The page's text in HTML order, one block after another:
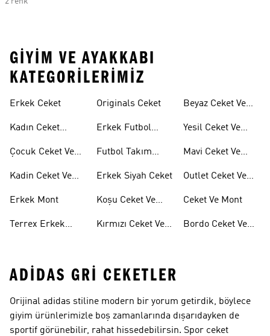
GIYIM VE AYAKKABI
KATEGORILERIMIZ
Erkek Ceket
Kadın Ceket
Çocuk Ceket Ve
Kadin Ceket Ve
Erkek Mont
Terrex Erkek
Originals Ceket
Erkek Futbol
Futbol Takım
Erkek Siyah Ceket
Koşu Ceket Ve
Kırmızı Ceket Ve
Beyaz Ceket Ve
Yesil Ceket Ve
Mavi Ceket Ve
Outlet Ceket Ve
Ceket Ve Mont
Bordo Ceket Ve
ADIDAS GRI CEKETLER
Orijinal adidas stiline modern bir yorum getirdik, böylece
giyim ürünlerimizle boş zamanlarında dışarıdayken de
sportif görünebilir, rahat hissedebilirsin. Spor ceket